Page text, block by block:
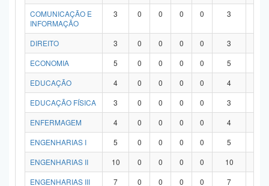
COMUNICAÇÃO E
INFORMAÇÃO
3 0 0 0 0 3
DIREITO 3 0 0 0 0 3
ECONOMIA
5 0 0 0 0 5
EDUCAÇÃO
4 0 0 0 0 4
EDUCAÇÃO FÍSICA
3 0 0 0 0 3
ENFERMAGEM
4 0 0 0 0 4
ENGENHARIAS I
5 0 0 0 0 5
ENGENHARIAS II
10 0 0 0 0 10
ENGENHARIAS III
7 0 0 0 0 7